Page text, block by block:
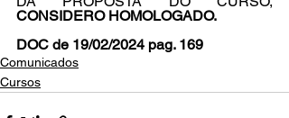
CONSIDERO HOMOLOGADO.
DOC de 19/02/2024 pag. 169
Comunicados
Cursos